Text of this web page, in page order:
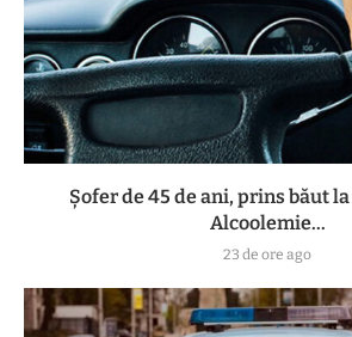
Șofer de 45 de ani, prins băut
Alcoolemie...
23 de ore ago